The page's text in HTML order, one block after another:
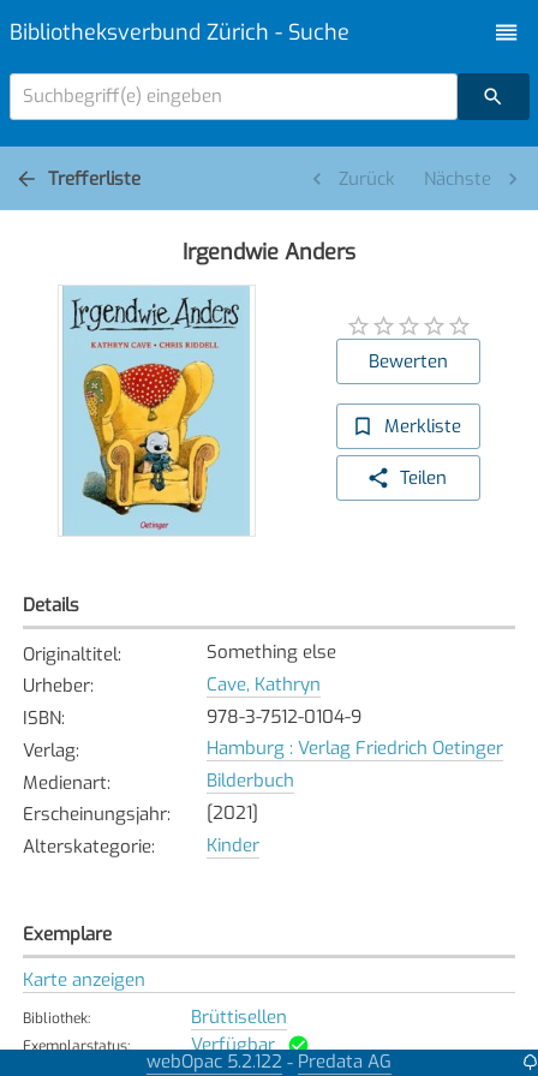
Bibliotheksverbund Zürich - Suche
Suchbegriff(e) eingeben
Trefferliste Zurück Nächste
Irgendwie Anders
Bewerten
Merkliste
Teilen
Details
Originaltitel:
Something else
Urheber:
Cave, Kathryn
ISBN:
978-3-7512-0104-9
Verlag:
Hamburg : Verlag Friedrich Oetinger
Medienart:
Bilderbuch
Erscheinungsjahr:
[2021]
Alterskategorie: Kinder
Exemplare
Karte anzeigen
Bibliothek: Brüttisellen
Exemplarstatus: Verfügbar
webOpac 5.2.122 - Predata AG